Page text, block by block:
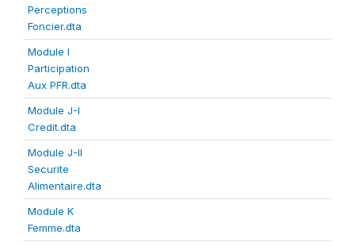
Perceptions
Foncier.dta
Module I
Participation
Aux PFR.dta
Module J-I
Credit.dta
Module J-II
Securite
Alimentaire.dta
Module K
Femme.dta